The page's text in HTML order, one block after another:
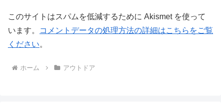
このサイトはスパムを低減するために Akismet を使って
います。
コメントデータの処理方法の詳細はこちらをご覧
ください。
ホーム アウトドア